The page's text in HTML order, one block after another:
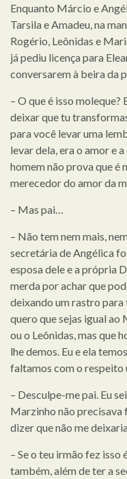
Enquanto Márcio e
Tarsila e Amadeu, na
Rogério, Leônidas e
já pediu licença para
conversarem à beira da
– O que é isso
deixar que tu
para você levar uma
levar dela, era o amor e
homem não prova que é
merecedor do amor da
– Mas pai…
– Não tem nem mais,
secretária de Angélica
esposa dele e a própria
merda por achar que
deixando um rastro para
quero que sejas igual ao
ou o Leônidas, mas que
lhe demos. Eu e ela
faltamos com o respeito
– Desculpe-me pai. Eu
Marzinho não precisava
dizer que não me
– Se o teu irmão fez isso
também, além de ter a